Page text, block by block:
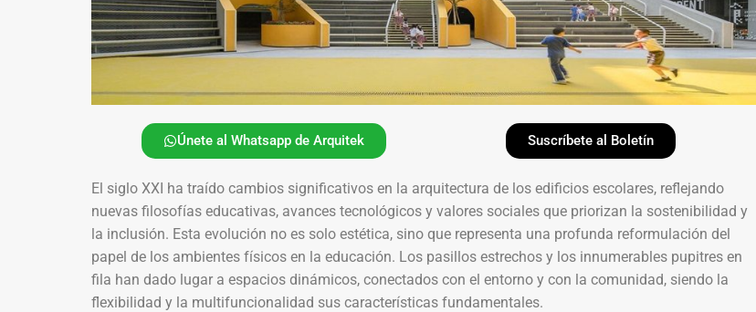
Únete al Whatsapp de Arquitek Suscríbete al Boletín
El siglo XXI ha traído cambios significativos en la arquitectura de los edificios escolares, reflejando
nuevas filosofías educativas, avances tecnológicos y valores sociales que priorizan la sostenibilidad y
la inclusión. Esta evolución no es solo estética, sino que representa una profunda reformulación del
papel de los ambientes físicos en la educación. Los pasillos estrechos y los innumerables pupitres en
fila han dado lugar a espacios dinámicos, conectados con el entorno y con la comunidad, siendo la
flexibilidad y la multifuncionalidad sus características fundamentales.